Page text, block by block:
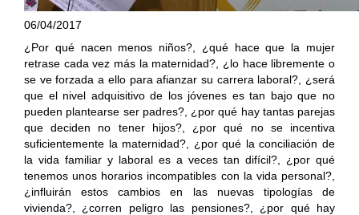
06/04/2017
¿Por qué nacen menos niños?, ¿qué hace que la mujer
retrase cada vez más la maternidad?, ¿lo hace libremente o
se ve forzada a ello para afianzar su carrera laboral?, ¿será
que el nivel adquisitivo de los jóvenes es tan bajo que no
pueden plantearse ser padres?, ¿por qué hay tantas parejas
que deciden no tener hijos?, ¿por qué no se incentiva
suficientemente la maternidad?, ¿por qué la conciliación de
la vida familiar y laboral es a veces tan difícil?, ¿por qué
tenemos unos horarios incompatibles con la vida personal?,
¿influirán estos cambios en las nuevas tipologías de
vivienda?, ¿corren peligro las pensiones?, ¿por qué hay